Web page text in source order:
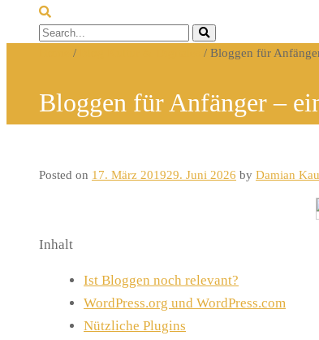
/ / Bloggen für
Bloggen für Anfänger –
Posted on 17. März 201929. Juni 2026 by Damian
Inhalt
Ist Bloggen noch relevant?
WordPress.org und WordPress.com
Nützliche Plugins